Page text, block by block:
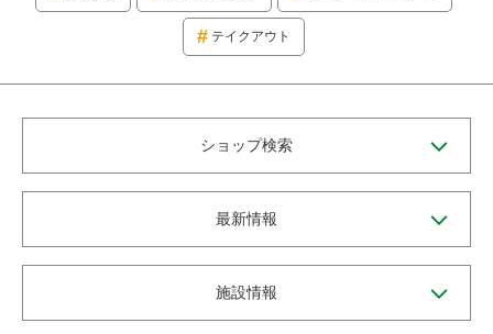
テイクアウト
ショップ検索
最新情報
施設情報